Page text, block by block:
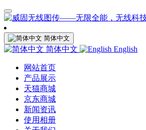
简体中文
简体中文 English
网站首页
产品展示
天猫商城
京东商城
新闻资讯
使用相册